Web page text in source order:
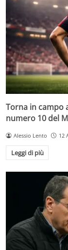
Torna in campo
numero 10 del
Alessio Lento 12
Leggi di più